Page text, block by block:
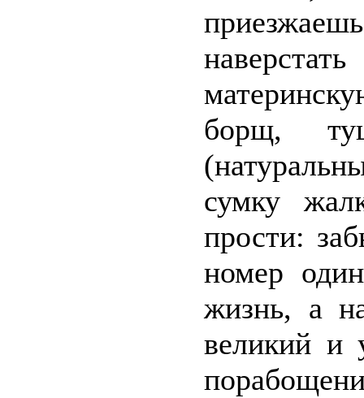
борщ,
сумку
прости:
номер
жизнь, а
великий и